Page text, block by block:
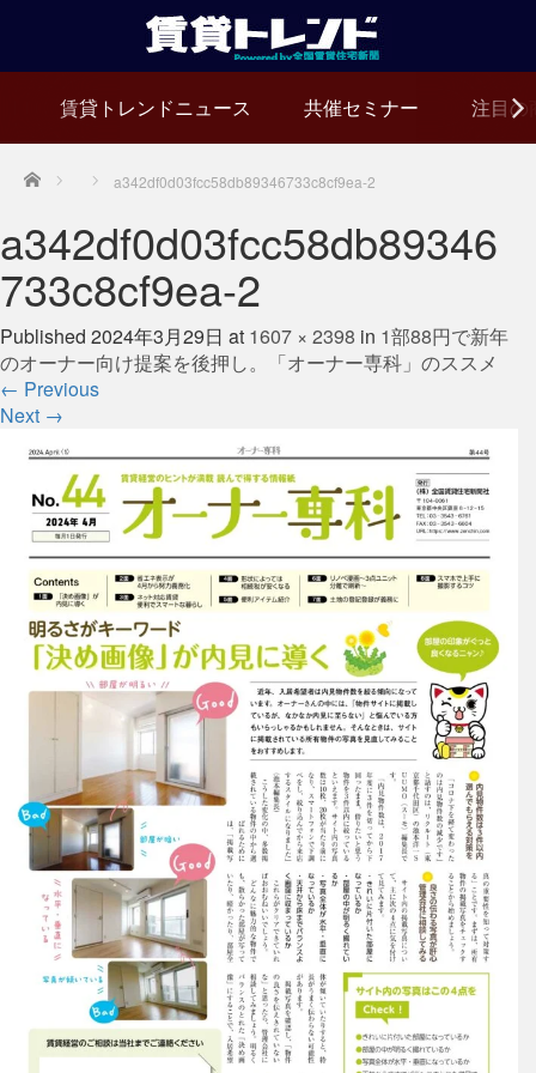
賃貸トレンドニュース 共催セミナー 注目の
Home a342df0d03fcc58db89346733c8cf9ea-2
a342df0d03fcc58db89346
733c8cf9ea-2
Published 2024年3月29日 at 1607 × 2398 in 1部88円で新年
のオーナー向け提案を後押し。「オーナー専科」のススメ
← Previous
Next →